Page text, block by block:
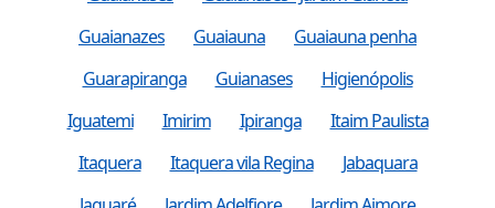
Guaianazes
Guaiauna
Guaiauna penha
Guarapiranga
Guianases
Higienópolis
Iguatemi
Imirim Ipiranga
Itaim Paulista
Itaquera
Itaquera vila Regina
Jabaquara